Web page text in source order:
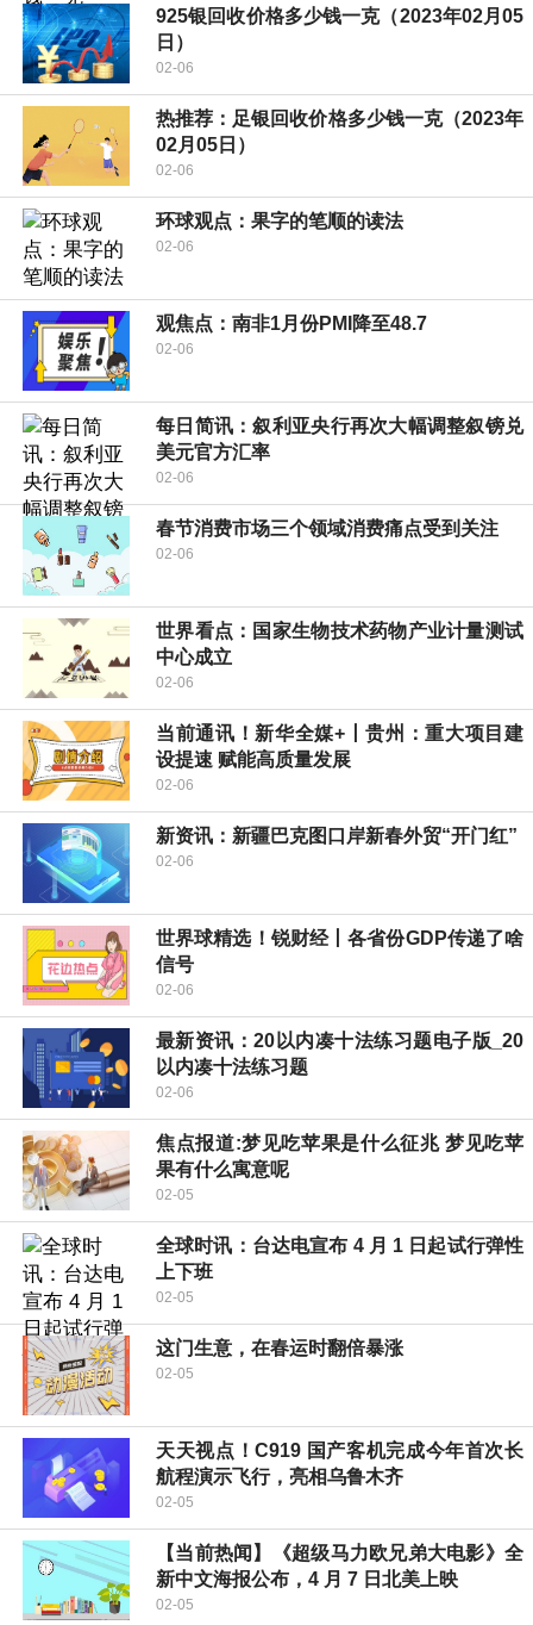
925银回收价格多少钱一克（2023年02月05
日）
02-06
热推荐：足银回收价格多少钱一克（2023年
02月05日）
02-06
环球观点：果字的笔顺的读法
02-06
观焦点：南非1月份PMI降至48.7
02-06
每日简讯：叙利亚央行再次大幅调整叙镑兑
美元官方汇率
02-06
春节消费市场三个领域消费痛点受到关注
02-06
世界看点：国家生物技术药物产业计量测试
中心成立
02-06
当前通讯！新华全媒+丨贵州：重大项目建
设提速 赋能高质量发展
02-06
新资讯：新疆巴克图口岸新春外贸“开门红”
02-06
世界球精选！锐财经丨各省份GDP传递了啥
信号
02-06
最新资讯：20以内凑十法练习题电子版_20
以内凑十法练习题
02-06
焦点报道:梦见吃苹果是什么征兆 梦见吃苹
果有什么寓意呢
02-05
全球时讯：台达电宣布 4 月 1 日起试行弹性
上下班
02-05
这门生意，在春运时翻倍暴涨
02-05
天天视点！C919 国产客机完成今年首次长
航程演示飞行，亮相乌鲁木齐
02-05
【当前热闻】《超级马力欧兄弟大电影》全
新中文海报公布，4 月 7 日北美上映
02-05